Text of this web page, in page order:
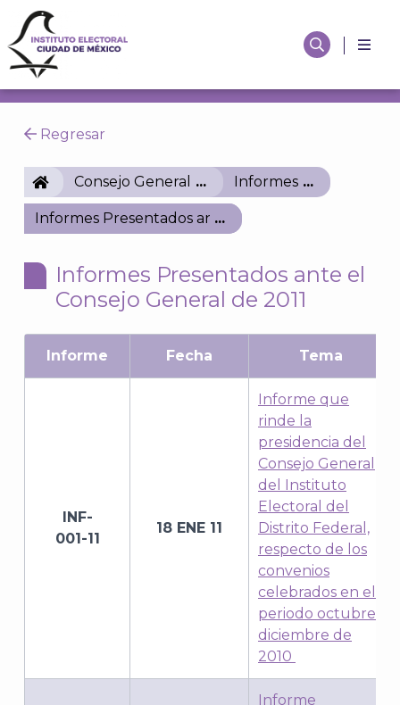
Regresar
IECMConsejo General Informes
Informes Presentados ante el Consejo General de
Informes Presentados ante el
Consejo General de 2011
Informe Fecha Tema
INF-
001-11
18 ENE 11
Informe que
rinde la
presidencia del
Consejo General
del Instituto
Electoral del
Distrito Federal,
respecto de los
convenios
celebrados en el
periodo octubre-
diciembre de
2010
Informe